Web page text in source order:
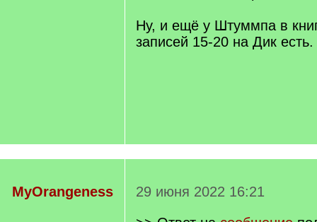
Ну, и ещё у Штуммпа в
записей 15-20 на Дик есть.
MyOrangeness
29 июня 2022 16:21